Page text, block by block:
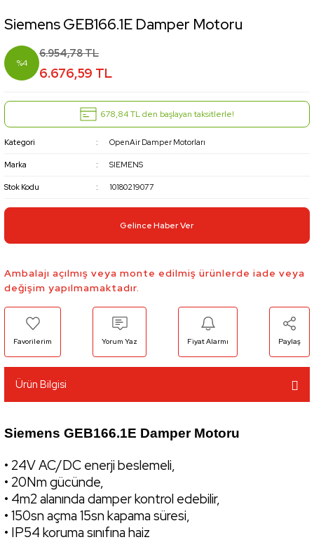
Siemens GEB166.1E Damper Motoru
%4
6.954,78 TL
6.676,59 TL
678,84 TL den başlayan taksitlerle!
Kategori OpenAir Damper Motorları
Marka SIEMENS
Stok Kodu 10180219077
Gelince Haber Ver
Ambalajı açılmış veya monte edilmiş ürünlerde iade veya
değişim yapılmamaktadır.
Yorum Yaz Fiyat Alarmı Paylaş
Ürün Bilgisi
Siemens GEB166.1E Damper Motoru
• 24V AC/DC enerji beslemeli,
• 20Nm gücünde,
• 4m2 alanında damper kontrol edebilir,
• 150sn açma 15sn kapama süresi,
• IP54 koruma sınıfına haiz